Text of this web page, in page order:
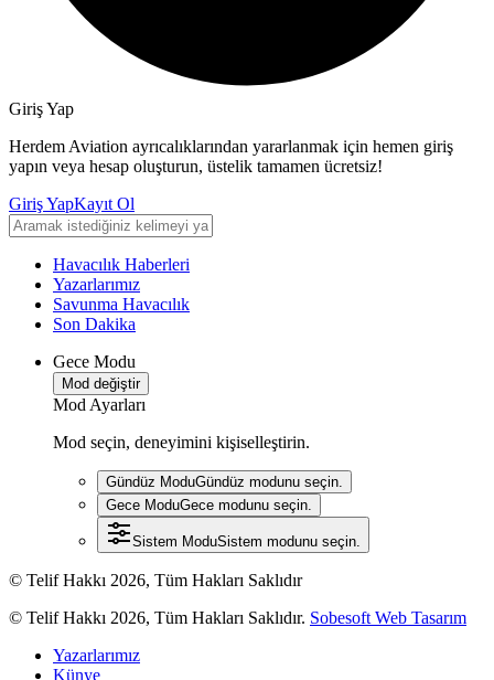
Giriş Yap
Herdem Aviation ayrıcalıklarından yararlanmak için hemen giriş
yapın veya hesap oluşturun, üstelik tamamen ücretsiz!
Giriş YapKayıt Ol
Havacılık Haberleri
Yazarlarımız
Savunma Havacılık
Son Dakika
Gece Modu
Mod değiştir
Mod Ayarları
Mod seçin, deneyimini kişiselleştirin.
Gündüz ModuGündüz modunu seçin.
Gece ModuGece modunu seçin.
Sistem ModuSistem modunu seçin.
© Telif Hakkı 2026, Tüm Hakları Saklıdır
© Telif Hakkı 2026, Tüm Hakları Saklıdır. Sobesoft Web Tasarım
Yazarlarımız
Künye